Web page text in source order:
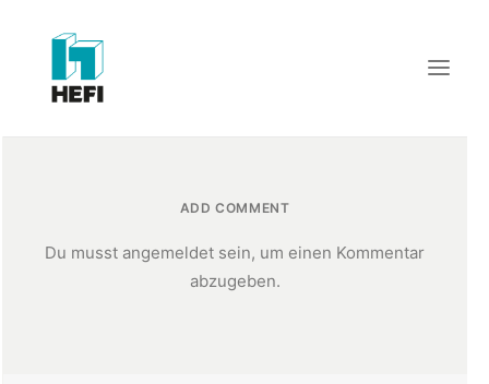
ADD COMMENT
Du musst angemeldet sein, um einen Kommentar
abzugeben.